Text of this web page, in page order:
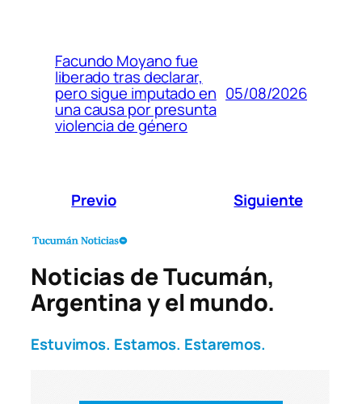
Facundo Moyano fue
liberado tras declarar,
pero sigue imputado en
una causa por presunta
violencia de género
05/08/2026
Previo Siguiente
Noticias de Tucumán,
Argentina y el mundo.
Estuvimos. Estamos. Estaremos.